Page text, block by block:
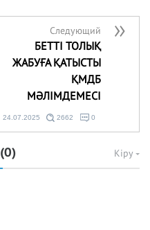
Следующий
БЕТТІ ТОЛЫҚ
ЖАБУҒА ҚАТЫСТЫ
ҚМДБ
МӘЛІМДЕМЕСІ
24.07.2025 2662 0
(0) Кіру